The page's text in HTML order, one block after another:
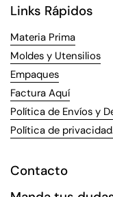
Links Rápidos
Materia Prima
Moldes y Utensilios
Empaques
Factura Aquí
Política de Envíos y
Política de
Contacto